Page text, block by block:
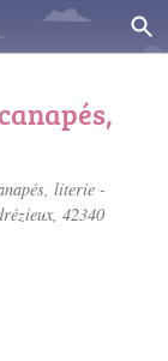
literie -
, 42340